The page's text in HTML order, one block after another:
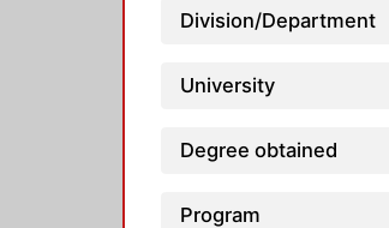
Division/Department
University
Degree obtained
Program